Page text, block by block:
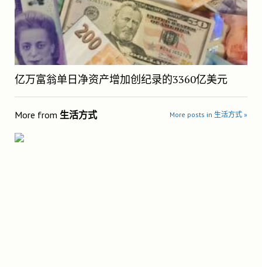
亿万富翁单日净资产增加创纪录的3360亿美元
More from 生活方式 More posts in 生活方式 »